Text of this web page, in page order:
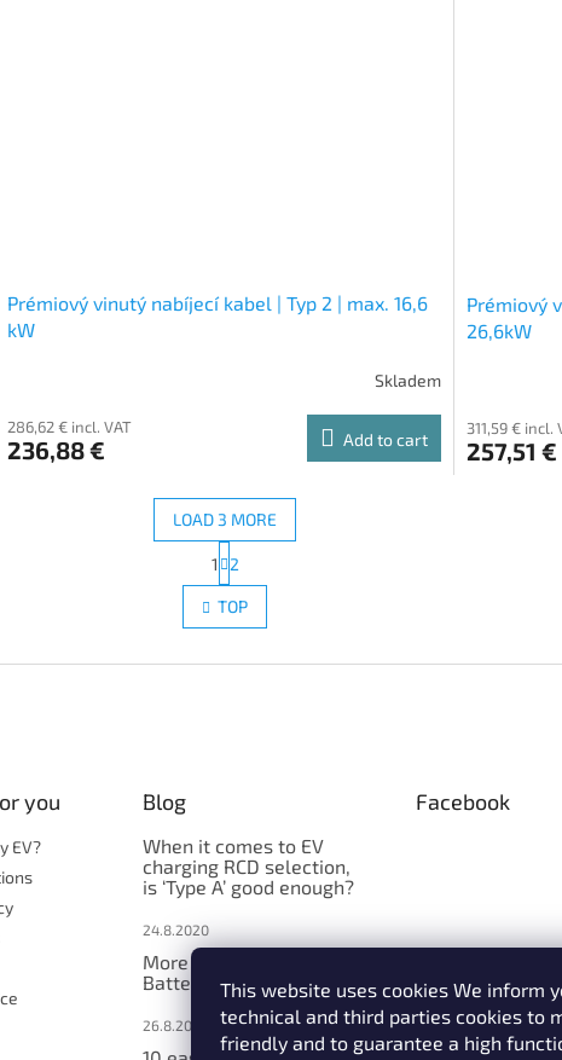
This website uses cookies We inform
technical and third parties cookies to
friendly and to guarantee a high
Prémiový vinutý nabíjecí kabel | Typ 2 | max. 16,6
kW
Skladem
286,62 € incl. VAT
236,88 € Add to cart
Prémiový
26,6kW
311,59 € incl.
257,51 €
L
i
s
i
o
l
s
LOAD 3 MORE
P
a
g
i
n
1 2
TOP
you
EV?
Blog
When it comes to EV
charging RCD selection,
is ‘Type A’ good enough?
24.8.2020
More explanation -
Batterycare function
26.8.2019
Facebook